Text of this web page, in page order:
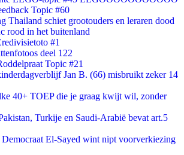
Topic #60
Thailand schiet grootouders en leraren dood
rood in het buitenland
#1
deel 122
Topic #21
Jan B. (66) misbruikt zeker 14
40+ TOEP die je graag kwijt wil, zonder
Turkije en Saudi-Arabië bevat art.5
Democraat El-Sayed wint nipt voorverkiezing